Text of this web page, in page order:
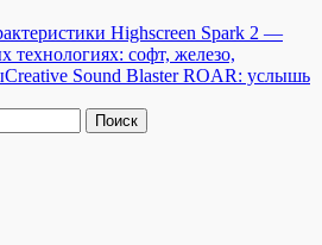
Highscreen Spark 2 —
софт, железо,
​Creative Sound Blaster ROAR: услышь